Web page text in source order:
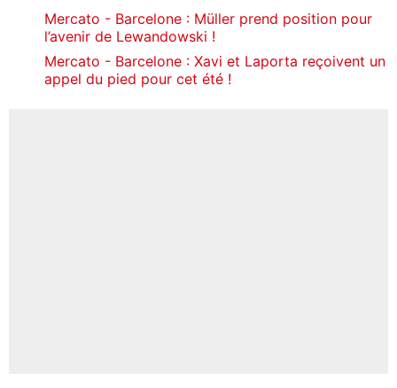
Mercato - Barcelone : Müller prend position pour
l’avenir de Lewandowski !
Mercato - Barcelone : Xavi et Laporta reçoivent un
appel du pied pour cet été !